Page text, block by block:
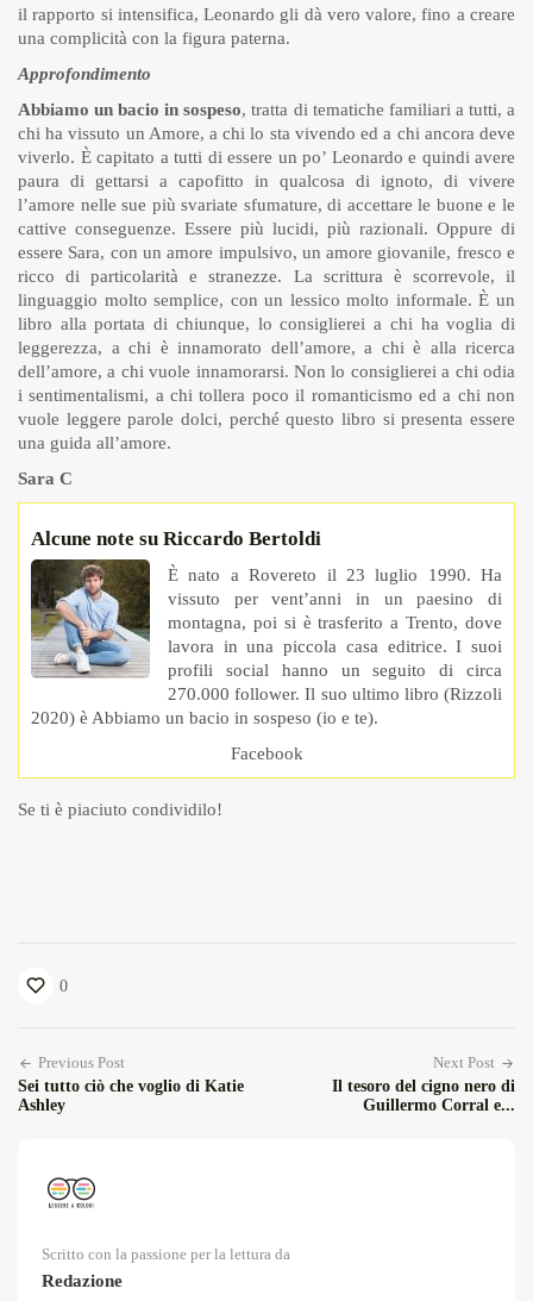
il rapporto si intensifica, Leonardo gli dà vero valore, fino a creare
una complicità con la figura paterna.
Approfondimento
Abbiamo un bacio in sospeso, tratta di tematiche familiari a tutti, a
chi ha vissuto un Amore, a chi lo sta vivendo ed a chi ancora deve
viverlo. È capitato a tutti di essere un po’ Leonardo e quindi avere
paura di gettarsi a capofitto in qualcosa di ignoto, di vivere
l’amore nelle sue più svariate sfumature, di accettare le buone e le
cattive conseguenze. Essere più lucidi, più razionali. Oppure di
essere Sara, con un amore impulsivo, un amore giovanile, fresco e
ricco di particolarità e stranezze. La scrittura è scorrevole, il
linguaggio molto semplice, con un lessico molto informale. È un
libro alla portata di chiunque, lo consiglierei a chi ha voglia di
leggerezza, a chi è innamorato dell’amore, a chi è alla ricerca
dell’amore, a chi vuole innamorarsi. Non lo consiglierei a chi odia
i sentimentalismi, a chi tollera poco il romanticismo ed a chi non
vuole leggere parole dolci, perché questo libro si presenta essere
una guida all’amore.
Sara C
Alcune note su Riccardo Bertoldi
È nato a Rovereto il 23 luglio 1990. Ha
vissuto per vent’anni in un paesino di
montagna, poi si è trasferito a Trento, dove
lavora in una piccola casa editrice. I suoi
profili social hanno un seguito di circa
270.000 follower. Il suo ultimo libro (Rizzoli
2020) è Abbiamo un bacio in sospeso (io e te).
Facebook
Se ti è piaciuto condividilo!
0
Previous Post
Sei tutto ciò che voglio di Katie
Ashley
Next Post
Il tesoro del cigno nero di
Guillermo Corral e...
Scritto con la passione per la lettura da
Redazione